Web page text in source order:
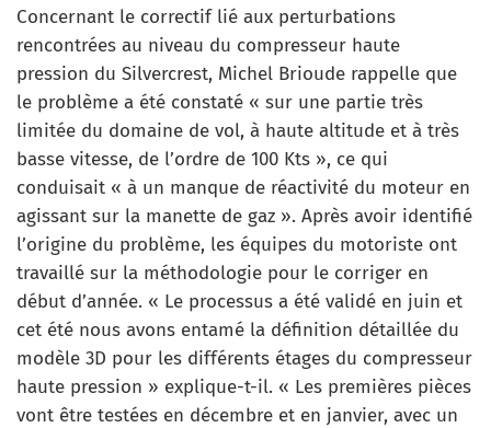
Concernant le correctif lié aux perturbations
rencontrées au niveau du compresseur haute
pression du Silvercrest, Michel Brioude rappelle que
le problème a été constaté « sur une partie très
limitée du domaine de vol, à haute altitude et à très
basse vitesse, de l’ordre de 100 Kts », ce qui
conduisait « à un manque de réactivité du moteur en
agissant sur la manette de gaz ». Après avoir identifié
l’origine du problème, les équipes du motoriste ont
travaillé sur la méthodologie pour le corriger en
début d’année. « Le processus a été validé en juin et
cet été nous avons entamé la définition détaillée du
modèle 3D pour les différents étages du compresseur
haute pression » explique-t-il. « Les premières pièces
vont être testées en décembre et en janvier, avec un